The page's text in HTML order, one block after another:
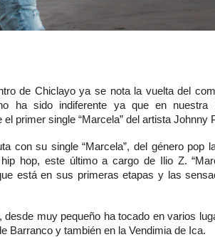
de Chiclayo ya se nota la vuelta del
ha sido indiferente ya que en nuestra
primer single “Marcela” del artista Johnny
con su single “Marcela”, del género pop
hop, este último a cargo de Ilio Z.
está en sus primeras etapas y las
muy pequeño ha tocado en varios
Barranco y también en la Vendimia de Ica.